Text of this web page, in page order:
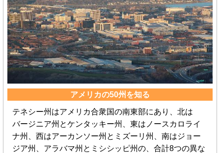
アメリカの50州を知る
テネシー州はアメリカ合衆国の南東部にあり、北は
バージニア州とケンタッキー州、東はノースカロライ
ナ州、西はアーカンソー州とミズーリ州、南はジョー
ジア州、アラバマ州とミシシッピ州の、合計8つの異な